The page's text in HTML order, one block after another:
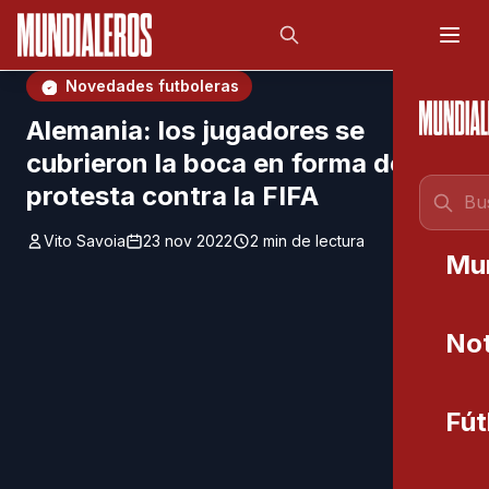
Saltar al contenido principal
Novedades futboleras
Alemania: los jugadores se
cubrieron la boca en forma de
protesta contra la FIFA
Vito Savoia 23 nov 2022 2 min de lectura